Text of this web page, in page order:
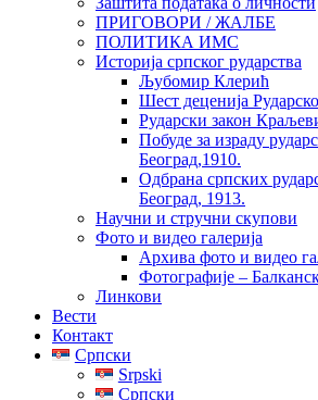
ПРИГОВОРИ / ЖАЛБЕ
ПОЛИТИКА ИМС
Историја српског рударства
Љубомир Клерић
Шест деценија
Рударски закон
Побуде за израду
Београд,1910.
Одбрана српских
Београд, 1913.
Научни и стручни скупови
Фото и видео галерија
Архива фото и видео
Фотографије –
Линкови
Вести
Контакт
Српски
Srpski
Српски